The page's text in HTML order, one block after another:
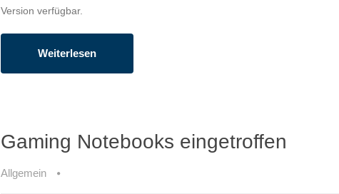
Version verfügbar.
Weiterlesen
Gaming Notebooks eingetroffen
Allgemein